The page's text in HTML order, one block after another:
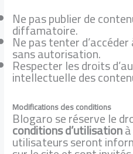
Ne pas publier de
diffamatoire.
Ne pas tenter
sans autorisation.
Respecter les droits
intellectuelle des
Modifications des conditions
Blogaro se réserve le
conditions d’utilisation
utilisateurs seront